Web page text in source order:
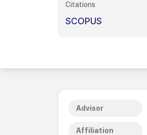
Citations
SCOPUS
Advisor
Affiliation